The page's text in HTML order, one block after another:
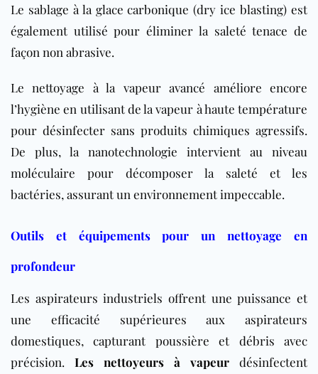
Le sablage à la glace carbonique (dry ice blasting) est
également utilisé pour éliminer la saleté tenace de
façon non abrasive.
Le nettoyage à la vapeur avancé améliore encore
l’hygiène en utilisant de la vapeur à haute température
pour désinfecter sans produits chimiques agressifs.
De plus, la nanotechnologie intervient au niveau
moléculaire pour décomposer la saleté et les
bactéries, assurant un environnement impeccable.
Outils et équipements pour un nettoyage en
profondeur
Les aspirateurs industriels offrent une puissance et
une efficacité supérieures aux aspirateurs
domestiques, capturant poussière et débris avec
précision. Les nettoyeurs à vapeur désinfectent